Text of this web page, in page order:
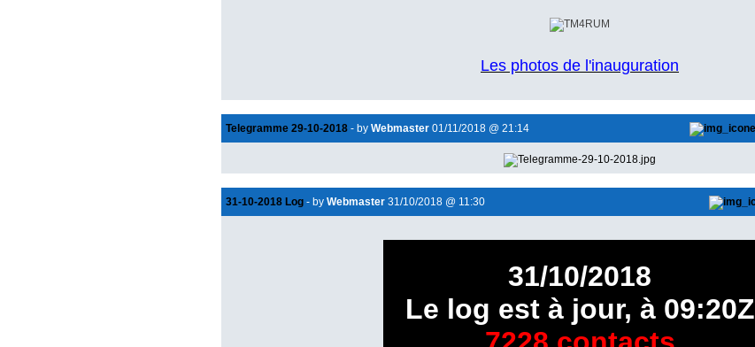
Les photos de l'inauguration
Telegramme 29-10-2018 - by Webmaster 01/11/2018 @ 21:14
31-10-2018 Log - by Webmaster 31/10/2018 @ 11:30
31/10/2018
Le log est à jour, à 09:20Z